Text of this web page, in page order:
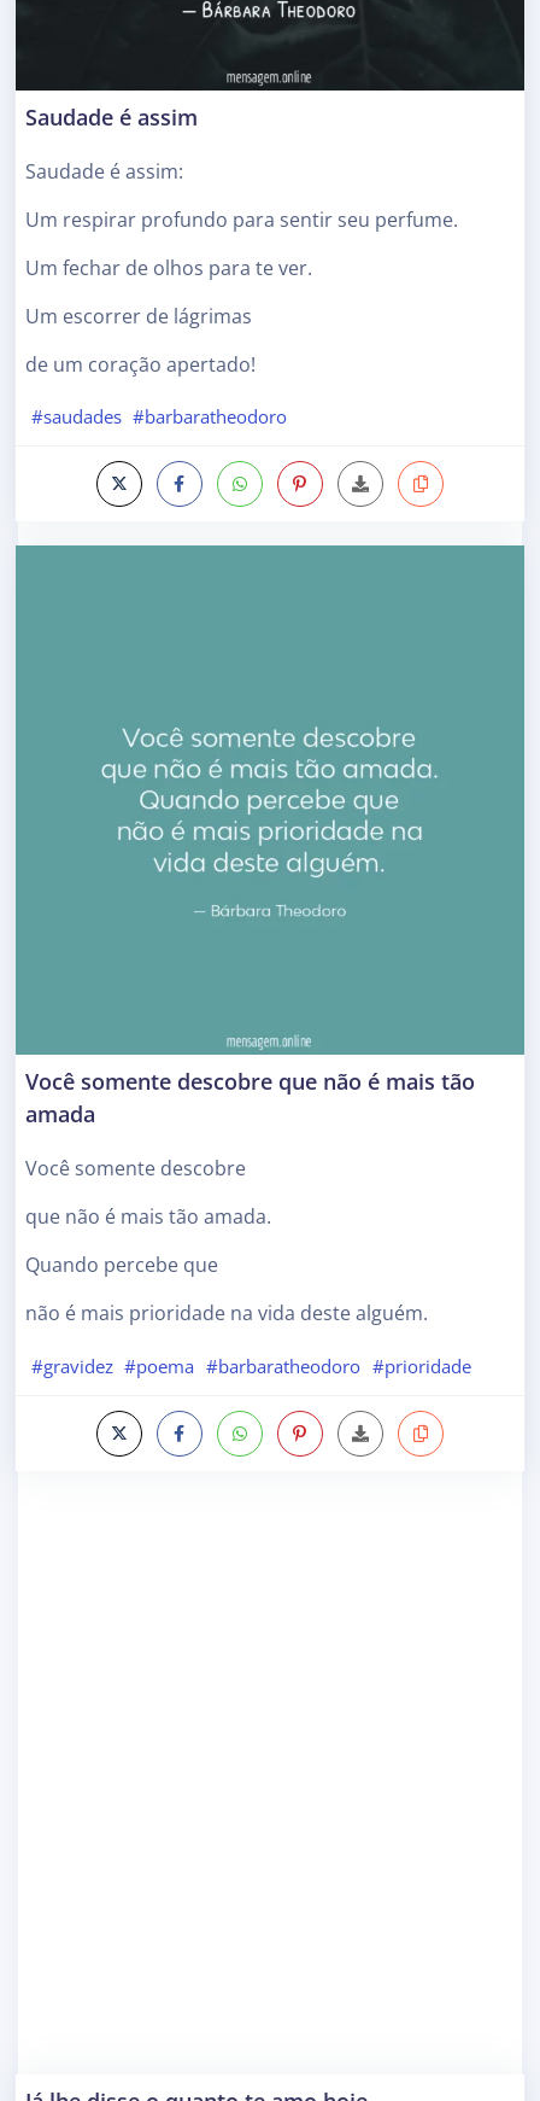
Saudade é assim
Saudade é assim:
Um respirar profundo para sentir seu perfume.
Um fechar de olhos para te ver.
Um escorrer de lágrimas
de um coração apertado!
#saudades #barbaratheodoro
Você somente descobre que não é mais tão
amada
Você somente descobre
que não é mais tão amada.
Quando percebe que
não é mais prioridade na vida deste alguém.
#gravidez #poema #barbaratheodoro #prioridade